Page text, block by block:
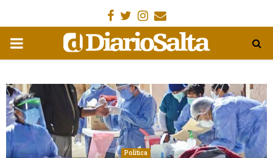
Facebook
Gorjeo
Instagram
Email
MENÚ
Política